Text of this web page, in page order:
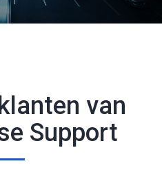
van
Support